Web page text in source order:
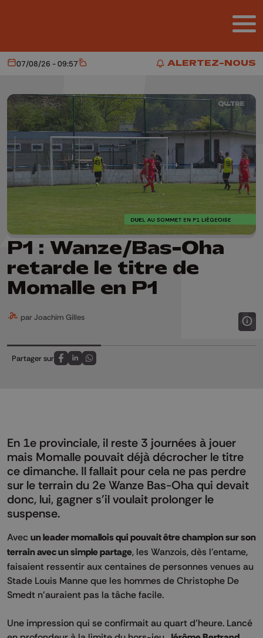
ALERTEZ-NOUS
ALERTEZ-NOUS
Aujourd'hui
07/08/26 - 09:57 Météo
P1 : Wanze/Bas-Oha
retarde le titre de
Momalle en P1
par Joachim Gilles
Partager sur
Partagez sur FaceBook
Partagez sur LinkedIn
Partagez sur Whatsapp
En 1e provinciale, il reste 3 journées à jouer
mais Momalle pouvait déjà décrocher le titre
ce dimanche. Il fallait pour cela ne pas perdre
sur le terrain du 2e Wanze Bas-Oha qui devait
donc, lui, gagner s'il voulait prolonger le
suspense.
Avec un leader momallois qui pouvait être champion sur son
terrain avec un simple partage, les Wanzois, dès l'entame,
faisaient ressentir aux centaines de personnes venues au
Stade Louis Manne que les hommes de Christophe De
Smedt n'auraient pas la tâche facile.
Une impression qui se confirmait au quart d'heure. Lancé